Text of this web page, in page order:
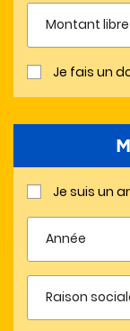
Je fais un
Je suis un